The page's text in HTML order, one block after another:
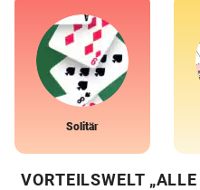
Solitär
VORTEILSWELT